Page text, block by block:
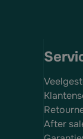
After